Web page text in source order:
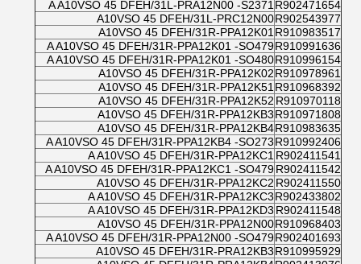
R902471654
A A10VSO 45 DFEH/31L-PRA12N00 -S2371
R902543977
A10VSO 45 DFEH/31L-PRC12N00
R910983517
A10VSO 45 DFEH/31R-PPA12K01
R910991636
A A10VSO 45 DFEH/31R-PPA12K01 -SO479
R910996154
A A10VSO 45 DFEH/31R-PPA12K01 -SO480
R910978961
A10VSO 45 DFEH/31R-PPA12K02
R910968392
A10VSO 45 DFEH/31R-PPA12K51
R910970118
A10VSO 45 DFEH/31R-PPA12K52
R910971808
A10VSO 45 DFEH/31R-PPA12KB3
R910983635
A10VSO 45 DFEH/31R-PPA12KB4
R910992406
A A10VSO 45 DFEH/31R-PPA12KB4 -SO273
R902411541
A A10VSO 45 DFEH/31R-PPA12KC1
R902411542
A A10VSO 45 DFEH/31R-PPA12KC1 -SO479
R902411550
A10VSO 45 DFEH/31R-PPA12KC2
R902433802
A A10VSO 45 DFEH/31R-PPA12KC3
R902411548
A A10VSO 45 DFEH/31R-PPA12KD3
R910968403
A10VSO 45 DFEH/31R-PPA12N00
R902401693
A A10VSO 45 DFEH/31R-PPA12N00 -SO479
R910995929
A10VSO 45 DFEH/31R-PRA12KB3